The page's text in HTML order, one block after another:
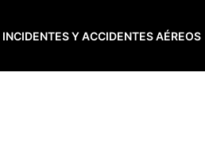
INCIDENTES Y ACCIDENTES AÉREOS